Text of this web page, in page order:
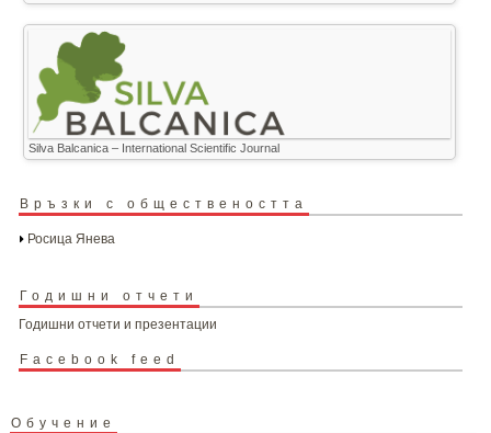
Silva Balcanica – International Scientific Journal
Връзки с обществеността
Росица Янева
Годишни отчети
Годишни отчети и презентации
Facebook feed
Обучение